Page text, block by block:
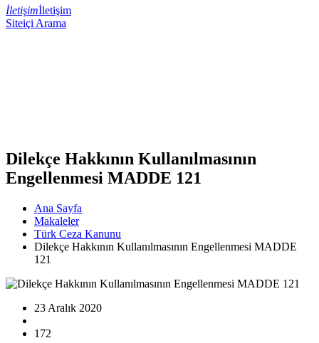
İletişimİletişim
Siteiçi Arama
Dilekçe Hakkının Kullanılmasının
Engellenmesi MADDE 121
Ana Sayfa
Makaleler
Türk Ceza Kanunu
Dilekçe Hakkının Kullanılmasının Engellenmesi MADDE
121
23 Aralık 2020
172